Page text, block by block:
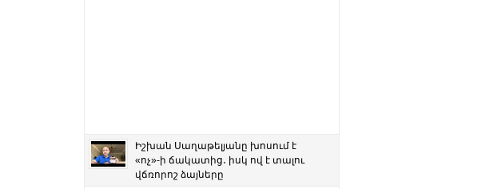
Իշխան Սաղաթելյանը խոսում է
«ոչ»-ի ճակատից․ իսկ ով է տալու
վճռորոշ ձայները